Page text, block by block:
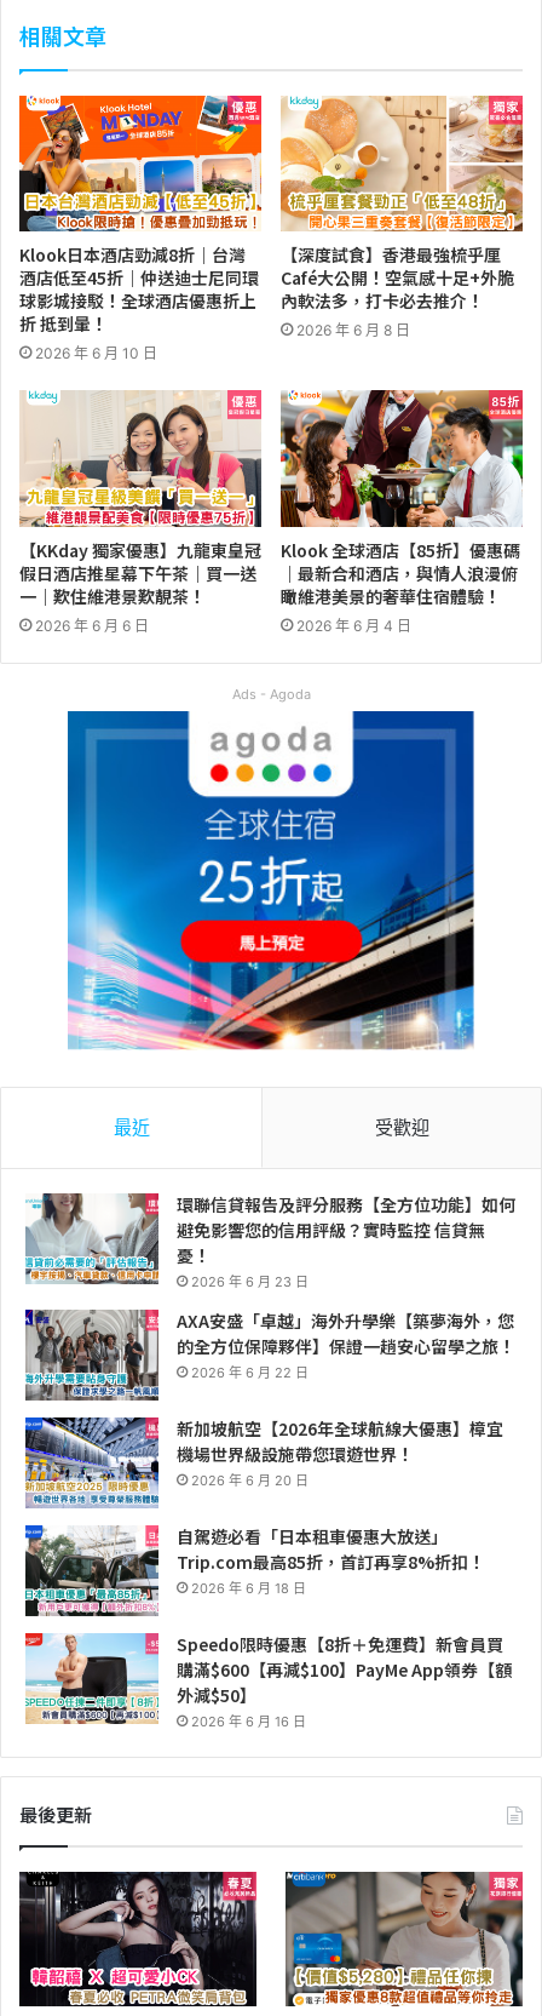
相關文章
Klook日本酒店勁減8折｜台灣
酒店低至45折｜仲送迪士尼同環
球影城接駁！全球酒店優惠折上
折 抵到暈！
2026 年 6 月 10 日
【深度試食】香港最強梳乎厘
Café大公開！空氣感十足+外脆
內軟法多，打卡必去推介！
2026 年 6 月 8 日
【KKday 獨家優惠】九龍東皇冠
假日酒店推星幕下午茶｜買一送
一｜歎住維港景歎靚茶！
2026 年 6 月 6 日
Klook 全球酒店【85折】優惠碼
｜最新合和酒店，與情人浪漫俯
瞰維港美景的奢華住宿體驗！
2026 年 6 月 4 日
Ads - Agoda
最近 受歡迎
環聯信貸報告及評分服務【全方位功能】如何
避免影響您的信用評級？實時監控 信貸無
憂！
2026 年 6 月 23 日
AXA安盛「卓越」海外升學樂【築夢海外，您
的全方位保障夥伴】保證一趟安心留學之旅！
2026 年 6 月 22 日
新加坡航空【2026年全球航線大優惠】樟宜
機場世界級設施帶您環遊世界！
2026 年 6 月 20 日
自駕遊必看「日本租車優惠大放送」
Trip.com最高85折，首訂再享8%折扣！
2026 年 6 月 18 日
Speedo限時優惠【8折＋免運費】新會員買
購滿$600【再減$100】PayMe App領券【額
外減$50】
2026 年 6 月 16 日
最後更新